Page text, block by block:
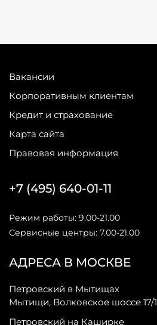
Вакансии
Корпоративным клиентам
Кредит и страхование
Карта сайта
Правовая информация
АДРЕСА В МОСКВЕ
Петровский в Мытищах
Мытищи, Волковское шоссе 17/1
Петровский на Каширке
+7 (495) 640-01-11
Режим работы: 9.00-21.00
Сервисные центры: 7.00-21.00